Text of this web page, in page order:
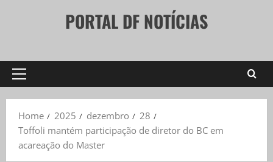
PORTAL DF NOTÍCIAS
Primary
Home
2025 dezembro
28
Toffoli mantém participação de diretor do BC em
acareação do Master